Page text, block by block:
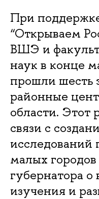
При
“Открываем
ВШЭ и
наук в конце
прошли шесть
районные
области. Этот
связи с
исследований
малых
губернатора о
изучения и